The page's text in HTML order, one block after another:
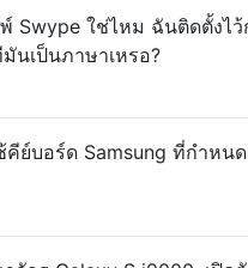
Swype ใช่ไหม ฉันติดตั้งไ
นเป็นภาษาเหรอ?
ย์บอร์ด Samsung ที่กำหนด